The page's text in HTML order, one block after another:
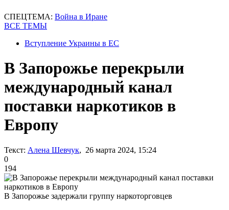
СПЕЦТЕМА: Война в Иране
ВСЕ ТЕМЫ
Вступление Украины в ЕС
В Запорожье перекрыли
международный канал
поставки наркотиков в
Европу
Текст: Алена Шевчук, 26 марта 2024, 15:24
0
194
В Запорожье задержали группу наркоторговцев